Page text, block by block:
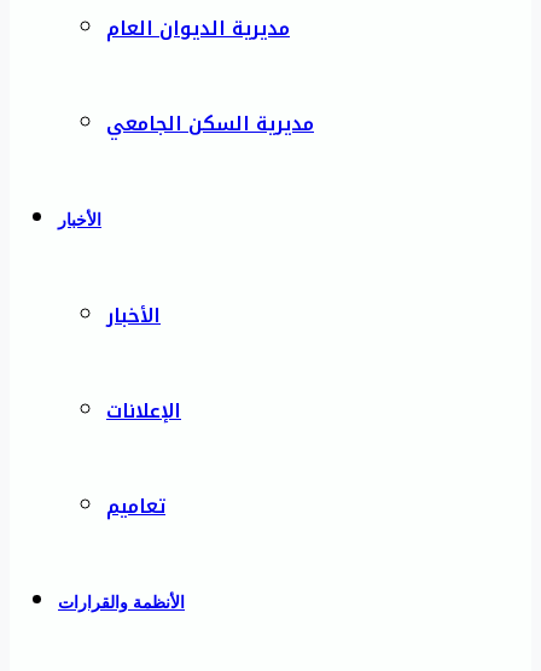
مديرية الديوان العام
مديرية السكن الجامعي
الأخبار
الأخبار
الإعلانات
تعاميم
الأنظمة والقرارات